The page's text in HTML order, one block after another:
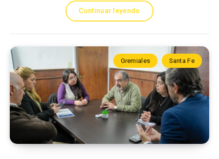
Continuar leyendo
Gremiales Santa Fe